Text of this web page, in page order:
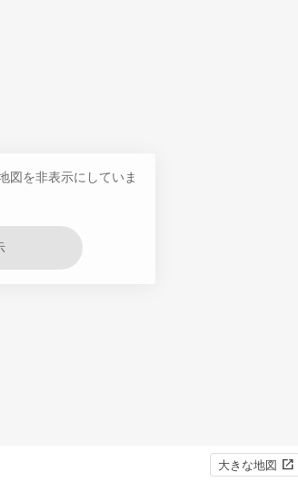
図を非表示にしていま
大きな地図